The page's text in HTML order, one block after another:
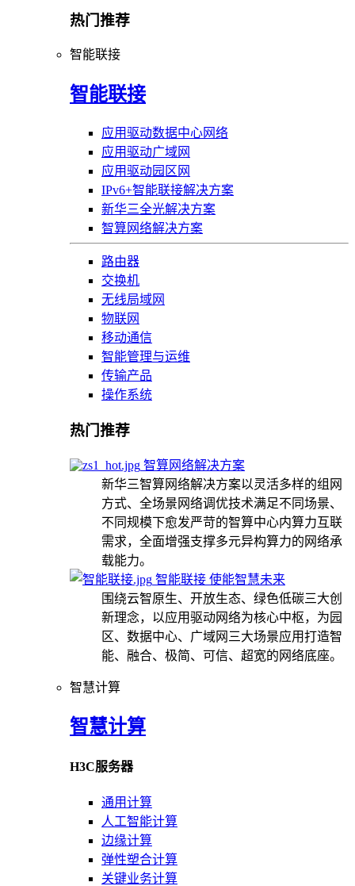
热门推荐
智能联接
智能联接
应用驱动数据中心网络
应用驱动广域网
应用驱动园区网
IPv6+智能联接解决方案
新华三全光解决方案
智算网络解决方案
路由器
交换机
无线局域网
物联网
移动通信
智能管理与运维
传输产品
操作系统
热门推荐
智算网络解决方案
新华三智算网络解决方案以灵活多样的组网
方式、全场景网络调优技术满足不同场景、
不同规模下愈发严苛的智算中心内算力互联
需求，全面增强支撑多元异构算力的网络承
载能力。
智能联接 使能智慧未来
围绕云智原生、开放生态、绿色低碳三大创
新理念，以应用驱动网络为核心中枢，为园
区、数据中心、广域网三大场景应用打造智
能、融合、极简、可信、超宽的网络底座。
智慧计算
智慧计算
H3C服务器
通用计算
人工智能计算
边缘计算
弹性塑合计算
关键业务计算